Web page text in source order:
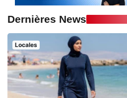
Dernières News
Locales